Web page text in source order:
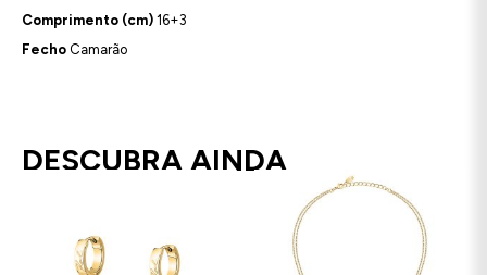
Comprimento (cm) 16+3
Fecho Camarão
DESCUBRA AINDA